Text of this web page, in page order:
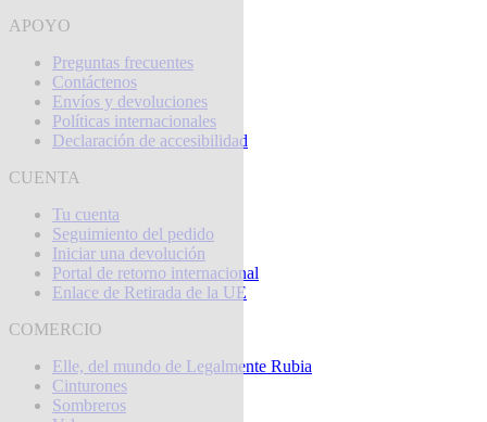
APOYO
Preguntas frecuentes
Contáctenos
Envíos y devoluciones
Políticas internacionales
Declaración de accesibilidad
CUENTA
Tu cuenta
Seguimiento del pedido
Iniciar una devolución
Portal de retorno internacional
Enlace de Retirada de la UE
COMERCIO
Elle, del mundo de Legalmente Rubia
Cinturones
Sombreros